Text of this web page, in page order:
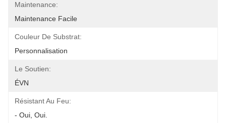
Maintenance:
Maintenance Facile
Couleur De Substrat:
Personnalisation
Le Soutien:
ÉVN
Résistant Au Feu:
- Oui, Oui.